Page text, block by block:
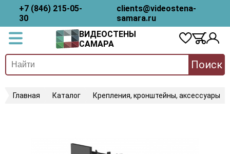
+7 (846) 215-05-
30
clients@videostena-
samara.ru
ВИДЕОСТЕНЫ
САМАРА
Поиск
Главная Каталог Крепления, кронштейны, аксессуары